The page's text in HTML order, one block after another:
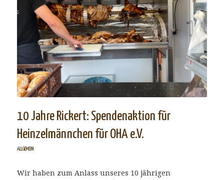
10 Jahre Rickert: Spendenaktion für
Heinzelmännchen für OHA e.V.
ALLGEMEIN
Wir haben zum Anlass unseres 10 jährigen